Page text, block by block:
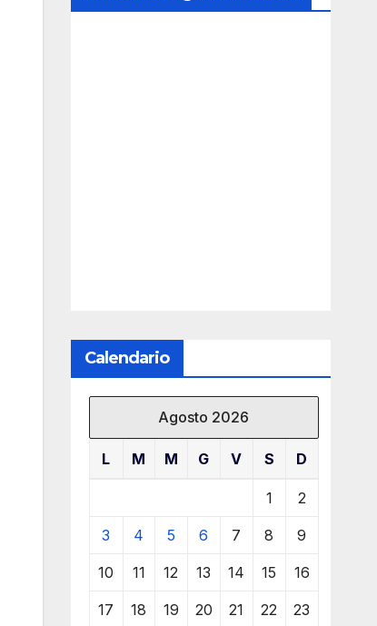
Calendario
Agosto 2026
L M M G V S D
1 2
3 4 5 6 7 8 9
10 11 12 13 14 15 16
17 18 19 20 21 22 23